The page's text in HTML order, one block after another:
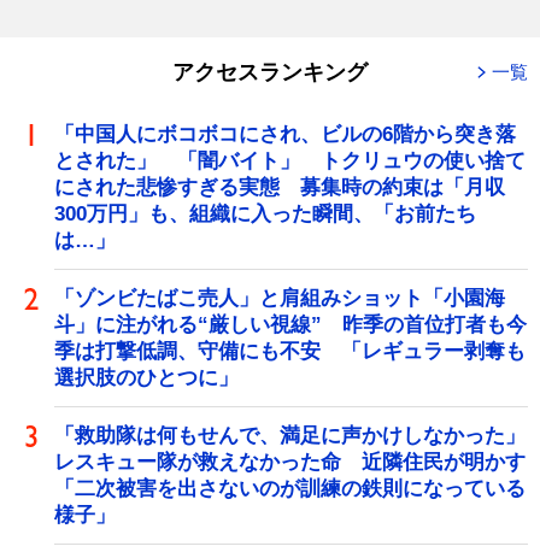
アクセスランキング 一覧
「中国人にボコボコにされ、ビルの6階から突き落
とされた」 「闇バイト」 トクリュウの使い捨て
にされた悲惨すぎる実態 募集時の約束は「月収
300万円」も、組織に入った瞬間、「お前たち
は…」
「ゾンビたばこ売人」と肩組みショット「小園海
斗」に注がれる“厳しい視線” 昨季の首位打者も今
季は打撃低調、守備にも不安 「レギュラー剥奪も
選択肢のひとつに」
「救助隊は何もせんで、満足に声かけしなかった」
レスキュー隊が救えなかった命 近隣住民が明かす
「二次被害を出さないのが訓練の鉄則になっている
様子」